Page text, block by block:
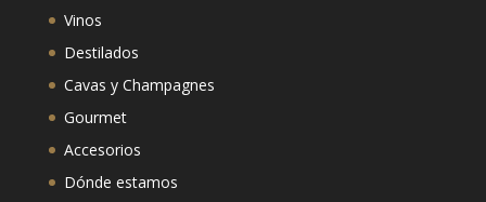
Vinos
Destilados
Cavas y Champagnes
Gourmet
Accesorios
Dónde estamos